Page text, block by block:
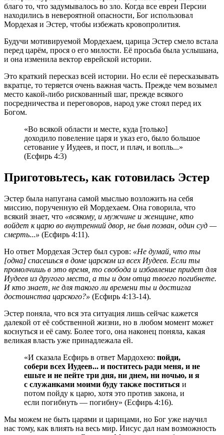
благо то, что задумывалось во зло. Когда все евреи Персии
находились в невероятной опасности, Бог использовал
Мордехая и Эстер, чтобы избежать кровопролития.
Будучи мотивируемой Мордехаем, царица Эстер смело встала
перед царём, прося о его милости. Её просьба была услышана,
и она изменила вектор еврейской истории.
Это краткий пересказ всей истории. Но если её пересказывать
вкратце, то теряется очень важная часть. Прежде чем возымел
место какой-либо рискованный шаг, прежде всякого
посредничества и переговоров, народ уже стоял перед их
Богом.
«Во всякой области и месте, куда [только]
доходило повеление царя и указ его, было большое
сетование у Иудеев, и пост, и плач, и вопль...»
(Есфирь 4:3)
Приготовьтесь, как готовилась Эстер
Эстер была напугана самой мыслью возложить на себя
миссию, порученную ей Мордехаем. Она говорила, что
всякий знает, что «всякому, и мужчине и женщине, кто
войдет к царю во внутренний двор, не быв позван, один суд —
смерть...» (Есфирь 4:11).
Но ответ Мордехая Эстер был суров: «Не думай, что ты
[одна] спасешься в доме царском из всех Иудеев. Если ты
промолчишь в это время, то свобода и избавление придет для
Иудеев из другого места, а ты и дом отца твоего погибнете.
И кто знает, не для такого ли времени ты и достигла
достоинства царского?» (Есфирь 4:13-14).
Эстер поняла, что вся эта ситуация лишь сейчас кажется
далекой от её собственной жизни, но в любом момент может
коснуться и её саму. Более того, она наконец поняла, какая
великая власть уже принадлежала ей.
«И сказала Есфирь в ответ Мардохею: пойди,
собери всех Иудеев... и поститесь ради меня, и не
ешьте и не пейте три дня, ни днем, ни ночью, и я
с служанками моими буду также поститься и
потом пойду к царю, хотя это против закона, и
если погибнуть — погибну» (Есфирь 4:16).
Мы можем не быть царями и царицами, но Бог уже научил
нас тому, как влиять на весь мир. Иисус дал нам возможность